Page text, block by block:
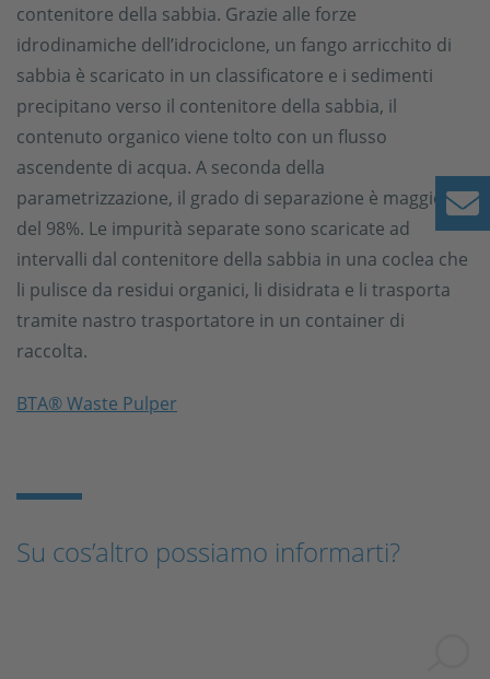
contenitore della sabbia. Grazie alle forze
idrodinamiche dell’idrociclone, un fango arricchito di
sabbia è scaricato in un classificatore e i sedimenti
precipitano verso il contenitore della sabbia, il
contenuto organico viene tolto con un flusso
ascendente di acqua. A seconda della
parametrizzazione, il grado di separazione è maggiore
del 98%. Le impurità separate sono scaricate ad
intervalli dal contenitore della sabbia in una coclea che
li pulisce da residui organici, li disidrata e li trasporta
tramite nastro trasportatore in un container di
raccolta.
BTA® Waste Pulper
Su cos’altro possiamo informarti?